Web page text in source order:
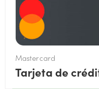
Mastercard
Tarjeta de